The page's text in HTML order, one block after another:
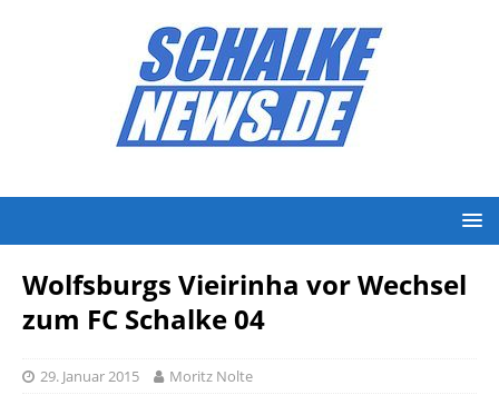
Wolfsburgs Vieirinha vor Wechsel
zum FC Schalke 04
29. Januar 2015 Moritz Nolte